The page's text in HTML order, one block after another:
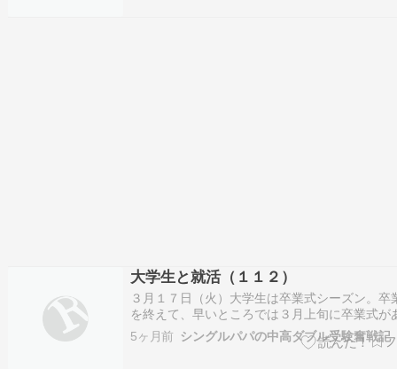
大学生と就活（１１２）
３月１７日（火）大学生は卒業式シーズン。卒
を終えて、早いところでは３月上旬に卒業式が
す。４月の新年度に向けて、企業側では新入社
け入れる準備や、式典対応で社内応援を要請さ
5ヶ月前 シングルパパの中高ダブル受験奮戦記